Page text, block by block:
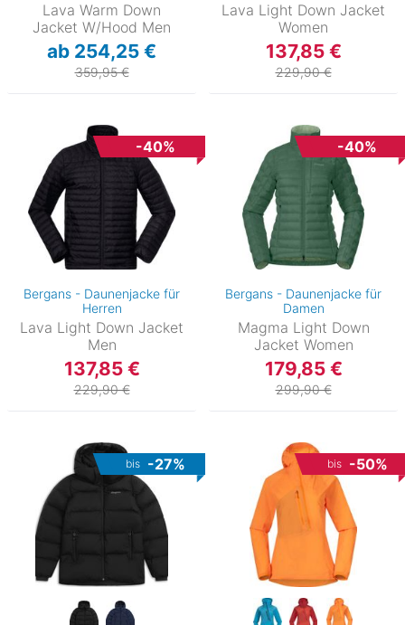
Lava Warm Down
Jacket W/Hood Men
ab 254,25 €
359,95 €
Lava Light Down Jacket
Women
137,85 €
229,90 €
-40%
Bergans - Daunenjacke für
Herren
Lava Light Down Jacket
Men
137,85 €
229,90 €
-40%
Bergans - Daunenjacke für
Damen
Magma Light Down
Jacket Women
179,85 €
299,90 €
bis -27% bis -50%